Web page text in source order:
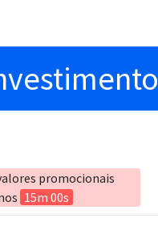
promocionais
15m 00s